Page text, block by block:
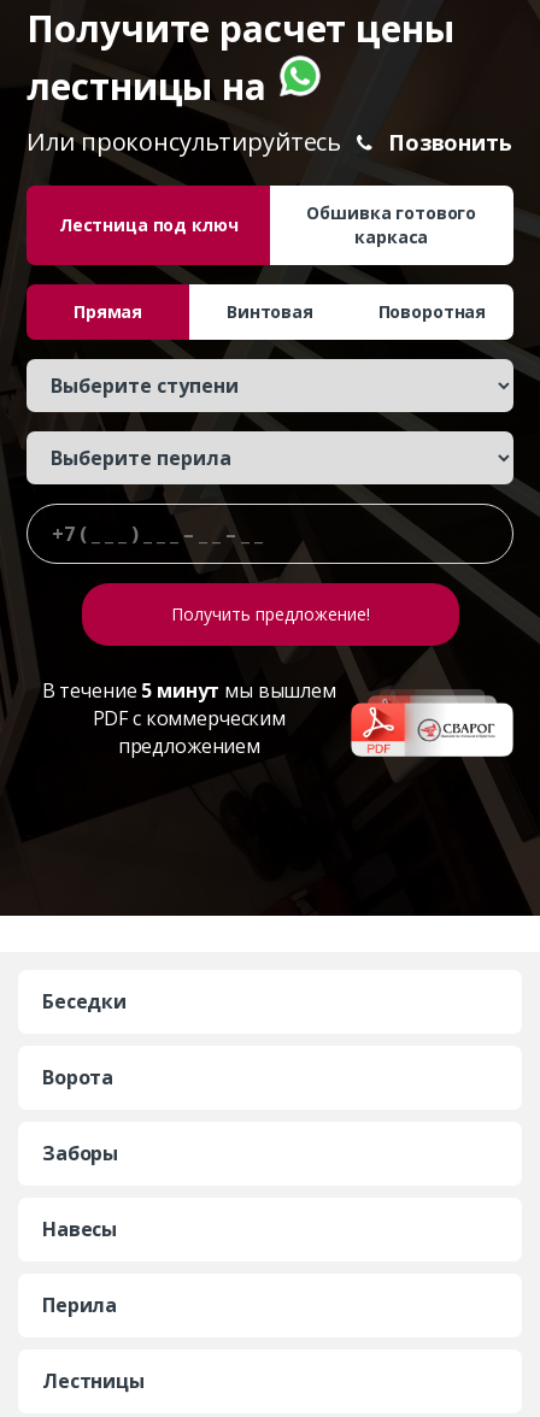
Получите расчет цены
лестницы на
Или проконсультируйтесь Позвонить
Лестница под ключ
Обшивка готового
каркаса
Прямая Винтовая Поворотная
В течение 5 минут мы вышлем
PDF с коммерческим
предложением
Беседки
Ворота
Заборы
Навесы
Перила
Лестницы